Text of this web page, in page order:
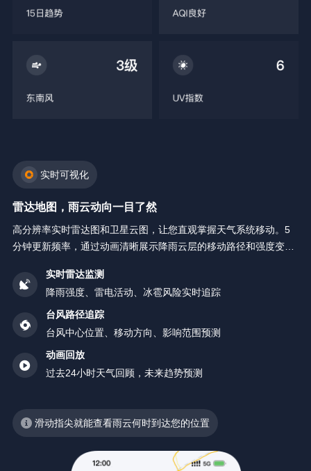
实时可视化
雷达地图，雨云动向一目了然
高分辨率实时雷达图和卫星云图，让您直观掌握天气系统移动。5
分钟更新频率，通过动画清晰展示降雨云层的移动路径和强度变
实时雷达监测
降雨强度、雷电活动、冰雹风险实时追踪
台风路径追踪
台风中心位置、移动方向、影响范围预测
动画回放
过去24小时天气回顾，未来趋势预测
滑动指尖就能查看雨云何时到达您的位置